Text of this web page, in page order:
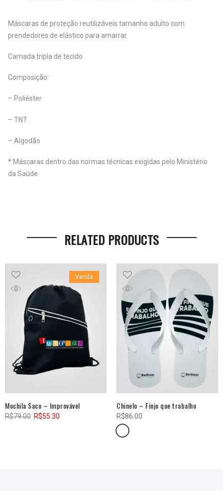
Máscaras de proteção reutilizáveis tamanho adulto com
prendedores de elástico para amarrar.
Camada tripla de tecido
Composição:
– Poliéster
– TNT
– Algodão
* Máscaras dentro das normas técnicas exigidas pelo Ministério
da Saúde
RELATED PRODUCTS
Venda
Mochila Saco – Improvável
R$79.00 OR$55.30
Chinelo – Finjo que trabalho
R$86.00